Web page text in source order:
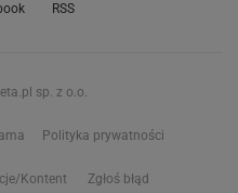
RSS
sp. z o.o.
Polityka prywatności
Kontent Zgłoś błąd